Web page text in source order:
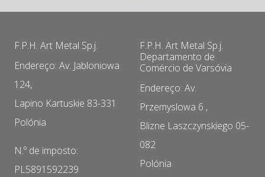
F.P.H. Art Metal Sp.j.
Endereço: Av. Jabloniowa
124,
Lapino Kartuskie 83-331
Polónia
N.º de imposto:
PL5891592239
F.P.H. Art Metal Sp.j.
Departamento de
Comércio de Varsóvia
Endereço: Av.
Przemyslowa 6 ,
Blizne Laszczynskiego 05-
082
Polónia